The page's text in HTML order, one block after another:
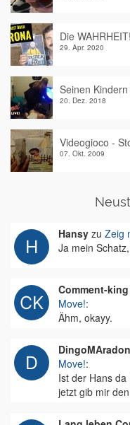
Die
29. Apr. 2020
Seinen
20. Dez. 2018
Videogioco -
07. Okt. 2009
Hansy zu Zeig
Ja mein
Comment-king
Move!:
Ähm, okayy.
Move!:
Ist der Hans
jetzt gib mir